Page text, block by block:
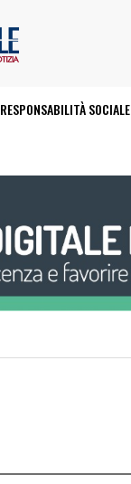
RESPONSABILITÀ SOCIALE